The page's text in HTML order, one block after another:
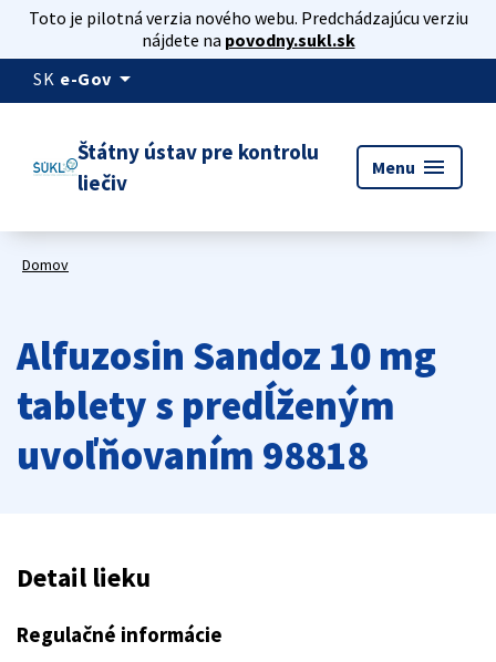
Toto je pilotná verzia nového webu. Predchádzajúcu verziu
nájdete na povodny.sukl.sk
SK e-Gov arrow_drop_down
Štátny ústav pre kontrolu
liečiv
Menu menu
Domov
Alfuzosin Sandoz 10 mg
tablety s predĺženým
uvoľňovaním 98818
Detail lieku
Regulačné informácie